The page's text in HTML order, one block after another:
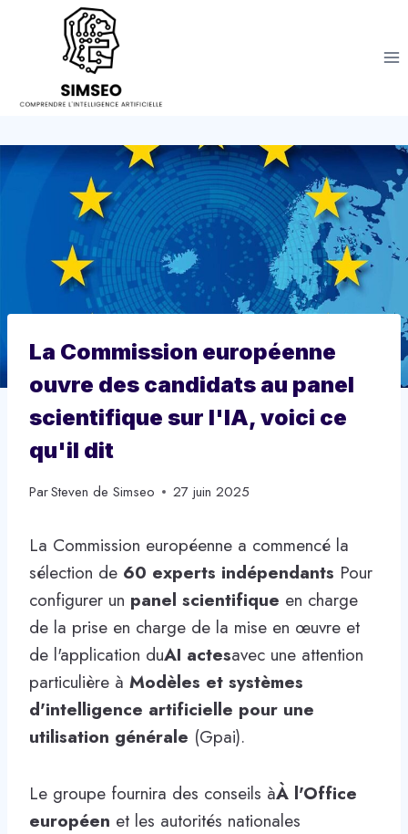
La Commission européenne
ouvre des candidats au panel
scientifique sur l'IA, voici ce
qu'il dit
ParSteven de Simseo 27 juin 2025
La Commission européenne a commencé la
sélection de 60 experts indépendants Pour
configurer un panel scientifique en charge
de la prise en charge de la mise en œuvre et
de l'application duAI actesavec une attention
particulière à Modèles et systèmes
d'intelligence artificielle pour une
utilisation générale (Gpai).
Le groupe fournira des conseils àÀ l'Office
européen et les autorités nationales